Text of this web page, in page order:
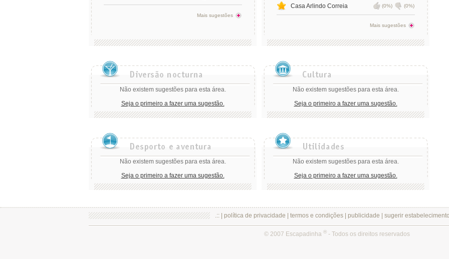
Mais sugestões
Casa Arlindo Correia (0%) (0%)
Mais sugestões
Não existem sugestões para esta área.
Seja o primeiro a fazer uma sugestão.
Não existem sugestões para esta área.
Seja o primeiro a fazer uma sugestão.
Não existem sugestões para esta área.
Seja o primeiro a fazer uma sugestão.
Não existem sugestões para esta área.
Seja o primeiro a fazer uma sugestão.
.:: | política de privacidade termos e condições| publicidade sugerir estabelecimento
© 2007 Escapadinha ®- Todos os direitos reservados